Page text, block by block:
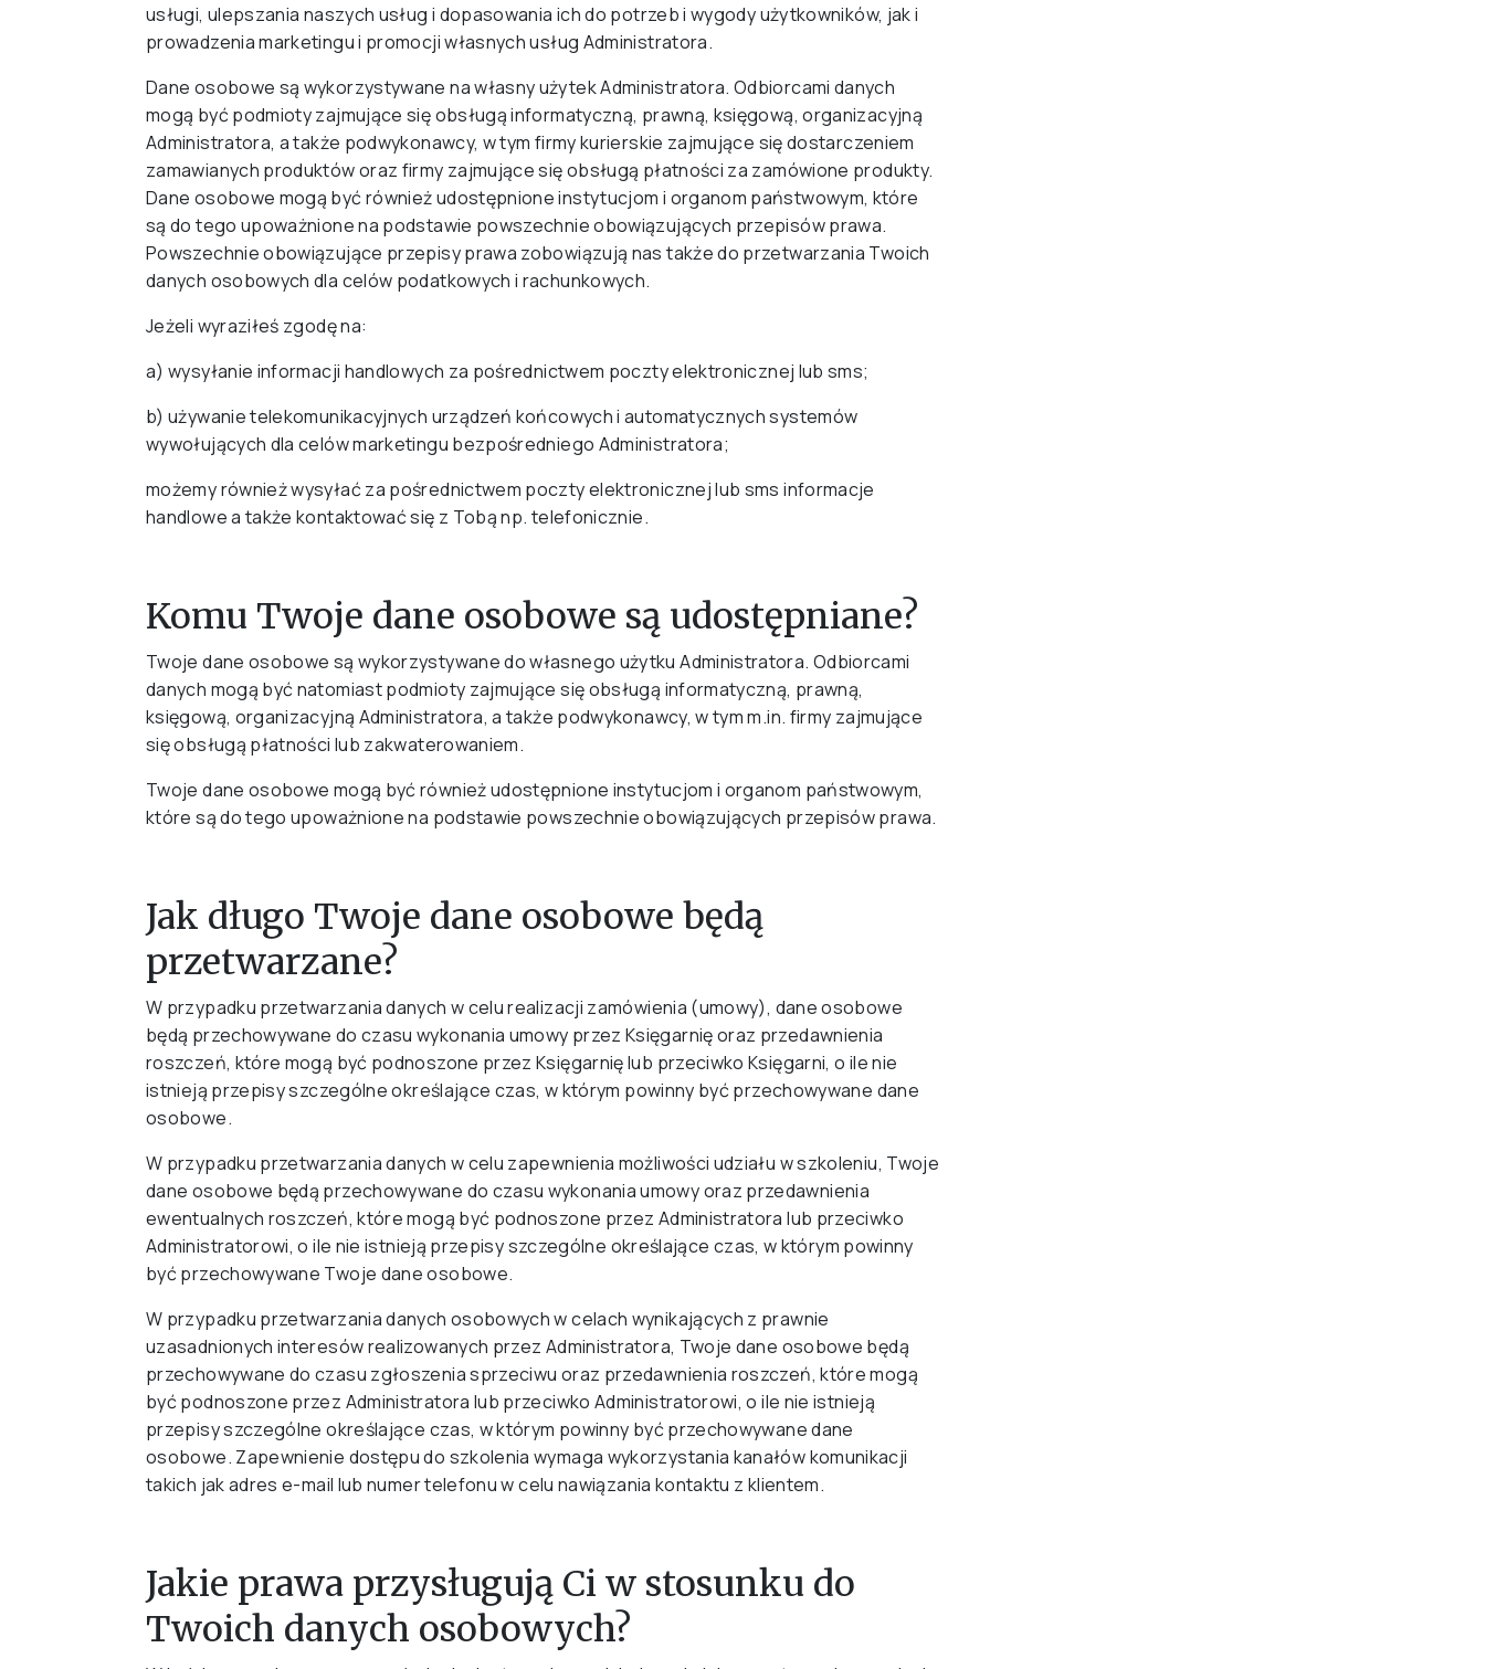
usługi, ulepszania naszych usług i dopasowania ich do potrzeb i wygody użytkowników, jak i
prowadzenia marketingu i promocji własnych usług Administratora.
Dane osobowe są wykorzystywane na własny użytek Administratora. Odbiorcami danych
mogą być podmioty zajmujące się obsługą informatyczną, prawną, księgową, organizacyjną
Administratora, a także podwykonawcy, w tym firmy kurierskie zajmujące się dostarczeniem
zamawianych produktów oraz firmy zajmujące się obsługą płatności za zamówione produkty.
Dane osobowe mogą być również udostępnione instytucjom i organom państwowym, które
są do tego upoważnione na podstawie powszechnie obowiązujących przepisów prawa.
Powszechnie obowiązujące przepisy prawa zobowiązują nas także do przetwarzania Twoich
danych osobowych dla celów podatkowych i rachunkowych.
Jeżeli wyraziłeś zgodę na:
a) wysyłanie informacji handlowych za pośrednictwem poczty elektronicznej lub sms;
b) używanie telekomunikacyjnych urządzeń końcowych i automatycznych systemów
wywołujących dla celów marketingu bezpośredniego Administratora;
możemy również wysyłać za pośrednictwem poczty elektronicznej lub sms informacje
handlowe a także kontaktować się z Tobą np. telefonicznie.
Komu Twoje dane osobowe są udostępniane?
Twoje dane osobowe są wykorzystywane do własnego użytku Administratora. Odbiorcami
danych mogą być natomiast podmioty zajmujące się obsługą informatyczną, prawną,
księgową, organizacyjną Administratora, a także podwykonawcy, w tym m.in. firmy zajmujące
się obsługą płatności lub zakwaterowaniem.
Twoje dane osobowe mogą być również udostępnione instytucjom i organom państwowym,
które są do tego upoważnione na podstawie powszechnie obowiązujących przepisów prawa.
Jak długo Twoje dane osobowe będą
przetwarzane?
W przypadku przetwarzania danych w celu realizacji zamówienia (umowy), dane osobowe
będą przechowywane do czasu wykonania umowy przez Księgarnię oraz przedawnienia
roszczeń, które mogą być podnoszone przez Księgarnię lub przeciwko Księgarni, o ile nie
istnieją przepisy szczególne określające czas, w którym powinny być przechowywane dane
osobowe.
W przypadku przetwarzania danych w celu zapewnienia możliwości udziału w szkoleniu, Twoje
dane osobowe będą przechowywane do czasu wykonania umowy oraz przedawnienia
ewentualnych roszczeń, które mogą być podnoszone przez Administratora lub przeciwko
Administratorowi, o ile nie istnieją przepisy szczególne określające czas, w którym powinny
być przechowywane Twoje dane osobowe.
W przypadku przetwarzania danych osobowych w celach wynikających z prawnie
uzasadnionych interesów realizowanych przez Administratora, Twoje dane osobowe będą
przechowywane do czasu zgłoszenia sprzeciwu oraz przedawnienia roszczeń, które mogą
być podnoszone przez Administratora lub przeciwko Administratorowi, o ile nie istnieją
przepisy szczególne określające czas, w którym powinny być przechowywane dane
osobowe. Zapewnienie dostępu do szkolenia wymaga wykorzystania kanałów komunikacji
takich jak adres e-mail lub numer telefonu w celu nawiązania kontaktu z klientem.
Jakie prawa przysługują Ci w stosunku do
Twoich danych osobowych?